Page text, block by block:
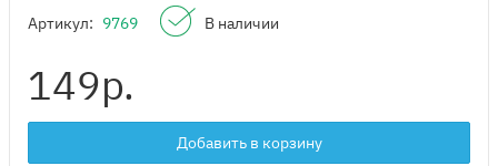
Артикул: 9769 В наличии
149р.
Добавить в корзину